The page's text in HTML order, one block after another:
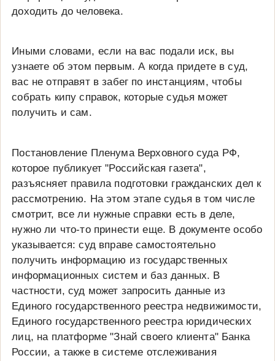
доходить до человека.
Иными словами, если на вас подали иск, вы
узнаете об этом первым. А когда придете в суд,
вас не отправят в забег по инстанциям, чтобы
собрать кипу справок, которые судья может
получить и сам.
Постановление Пленума Верховного суда РФ,
которое публикует "Российская газета",
разъясняет правила подготовки гражданских дел к
рассмотрению. На этом этапе судья в том числе
смотрит, все ли нужные справки есть в деле,
нужно ли что-то принести еще. В документе особо
указывается: суд вправе самостоятельно
получить информацию из государственных
информационных систем и баз данных. В
частности, суд может запросить данные из
Единого государственного реестра недвижимости,
Единого государственного реестра юридических
лиц, на платформе "Знай своего клиента" Банка
России, а также в системе отслеживания